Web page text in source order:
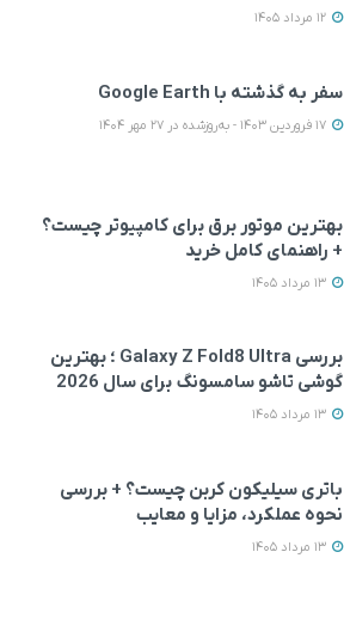
سفر به گذشته با Google Earth
بهترین موتور برق برای کامپیوتر چیست؟
+ راهنمای کامل خرید
بررسی Galaxy Z Fold8 Ultra ؛ بهترین
گوشی تاشو سامسونگ برای سال 2026
باتری سیلیکون کربن چیست؟ + بررسی
نحوه عملکرد، مزایا و معایب